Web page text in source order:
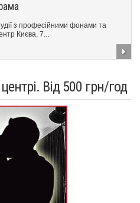
з професійними фонами та
Києва, 7...
Від 500 грн/год